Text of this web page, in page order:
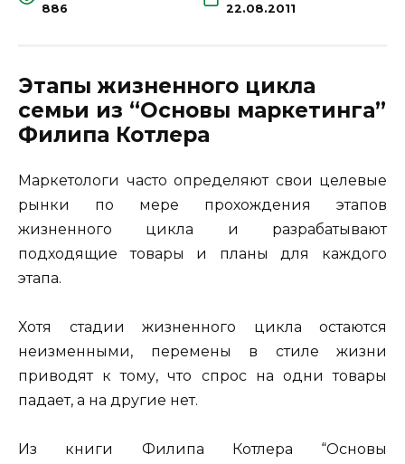
886 22.08.2011
Этапы жизненного цикла
семьи из “Основы маркетинга”
Филипа Котлера
Маркетологи часто определяют свои целевые
рынки по мере прохождения этапов
жизненного цикла и разрабатывают
подходящие товары и планы для каждого
этапа.
Хотя стадии жизненного цикла остаются
неизменными, перемены в стиле жизни
приводят к тому, что спрос на одни товары
падает, а на другие нет.
Из книги Филипа Котлера “Основы